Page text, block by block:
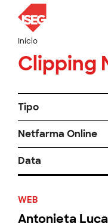
Início
Clipping
Tipo
Netfarma Online
Data
WEB
Antonieta